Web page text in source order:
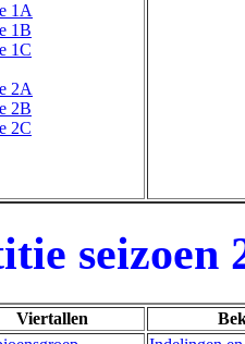
1A
1B
1C
2A
2B
2C
seizoen
Viertallen